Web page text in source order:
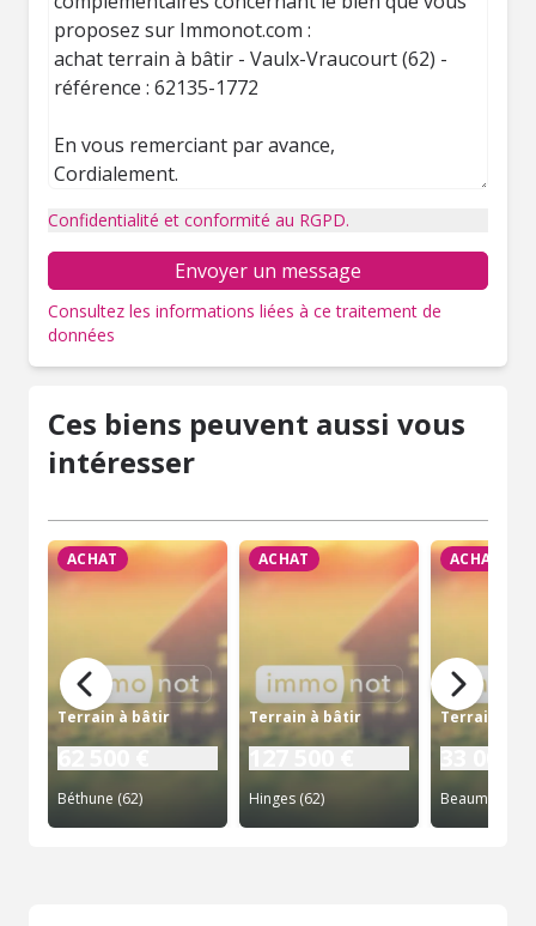
Confidentialité et conformité au RGPD.
Envoyer un message
Consultez les informations liées à ce traitement de
données
Ces biens peuvent aussi vous
intéresser
ACHAT
Terrain à bâtir
62 500 €
Béthune (62)
ACHAT
Terrain à bâtir
127 500 €
Hinges (62)
ACHAT
Terrain à
33 000 €